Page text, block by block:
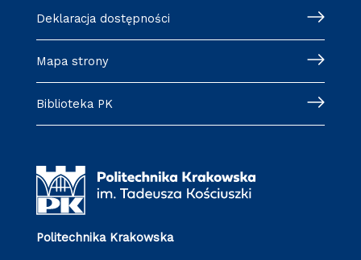
Deklaracja dostępności
Mapa strony
Biblioteka PK
Politechnika Krakowska